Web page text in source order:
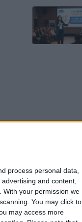
process personal data,
and content,
With your permission we
You may click to
may access more